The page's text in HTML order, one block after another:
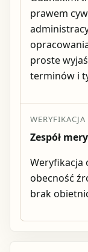
prawem
proste
terminów i
Zespół
Weryfikacja
obecność
brak